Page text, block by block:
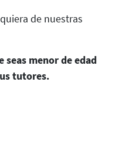
de nuestras
seas menor de edad
tutores.